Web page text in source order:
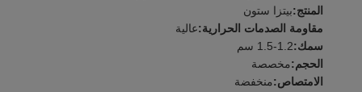
المنتج:بيتزا ستون
مقاومة الصدمات الحرارية:عالية
سمك:1.2-1.5 سم
الحجم:مخصصة
الامتصاص:منخفضة